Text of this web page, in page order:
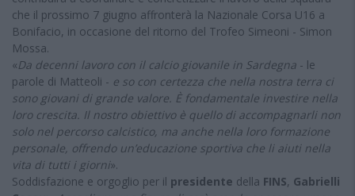
che il prossimo 7 giugno affronterà la Nazionale Corsa U16 a
Bonifacio, in occasione del ritorno del Trofeo Simeoni - Simon
Mossa.
«Da decenni lavoro con il calcio giovanile in Sardegna - le
parole di Matteoli - e so con certezza che nella nostra terra ci
sono giovani di grande valore. È fondamentale investire nella
loro crescita. Il nostro obiettivo è quello di accompagnarli non
solo nel percorso calcistico, ma anche nella loro formazione
personale, offrendo un’educazione sportiva che li aiuti nella
vita di tutti i giorni».
Soddisfazione e orgoglio per il presidente della FINS, Gabrielli